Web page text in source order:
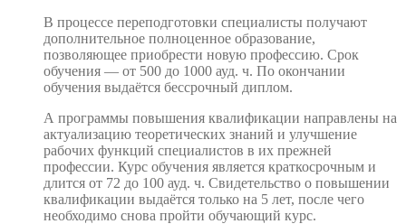
В процессе переподготовки специалисты получают
дополнительное полноценное образование,
позволяющее приобрести новую профессию. Срок
обучения — от 500 до 1000 ауд. ч. По окончании
обучения выдаётся бессрочный диплом.
А программы повышения квалификации направлены на
актуализацию теоретических знаний и улучшение
рабочих функций специалистов в их прежней
профессии. Курс обучения является краткосрочным и
длится от 72 до 100 ауд. ч. Свидетельство о повышении
квалификации выдаётся только на 5 лет, после чего
необходимо снова пройти обучающий курс.